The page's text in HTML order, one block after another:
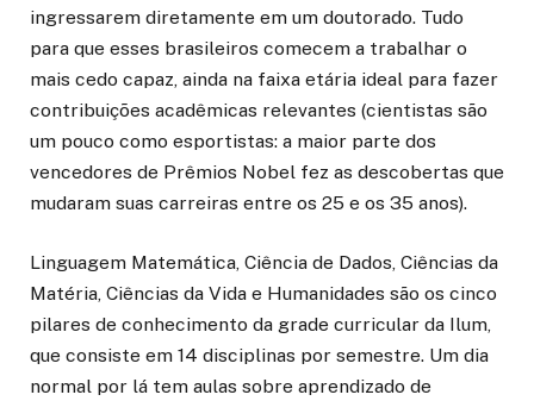
ingressarem diretamente em um doutorado. Tudo
para que esses brasileiros comecem a trabalhar o
mais cedo capaz, ainda na faixa etária ideal para fazer
contribuições acadêmicas relevantes (cientistas são
um pouco como esportistas: a maior parte dos
vencedores de Prêmios Nobel fez as descobertas que
mudaram suas carreiras entre os 25 e os 35 anos).
Linguagem Matemática, Ciência de Dados, Ciências da
Matéria, Ciências da Vida e Humanidades são os cinco
pilares de conhecimento da grade curricular da Ilum,
que consiste em 14 disciplinas por semestre. Um dia
normal por lá tem aulas sobre aprendizado de